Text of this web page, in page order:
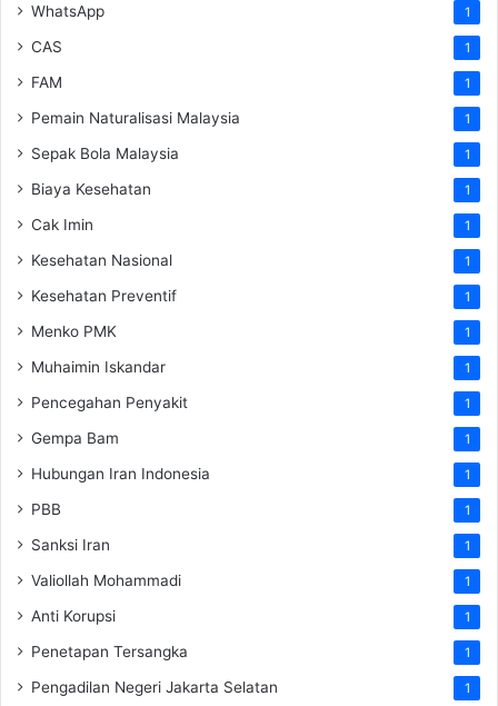
WhatsApp 1
CAS 1
FAM 1
Pemain Naturalisasi Malaysia 1
Sepak Bola Malaysia 1
Biaya Kesehatan 1
Cak Imin 1
Kesehatan Nasional 1
Kesehatan Preventif 1
Menko PMK 1
Muhaimin Iskandar 1
Pencegahan Penyakit 1
Gempa Bam 1
Hubungan Iran Indonesia 1
PBB 1
Sanksi Iran 1
Valiollah Mohammadi 1
Anti Korupsi 1
Penetapan Tersangka 1
Pengadilan Negeri Jakarta Selatan 1